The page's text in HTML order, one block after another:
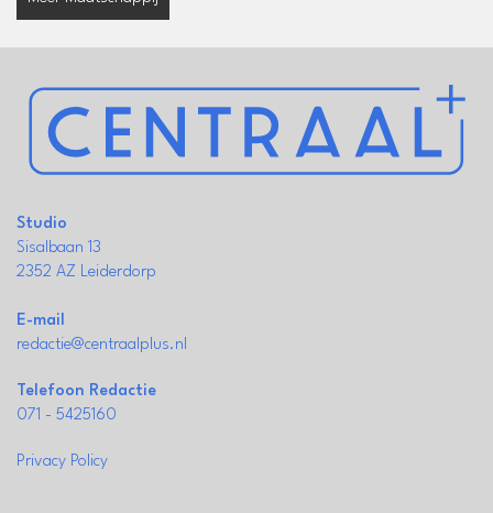
Studio
Sisalbaan 13
2352 AZ Leiderdorp
E-mail
redactie@centraalplus.nl
Telefoon Redactie
071 - 5425160
Privacy Policy